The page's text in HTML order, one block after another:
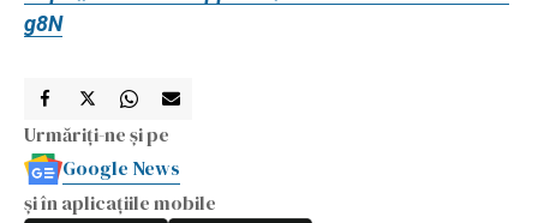
g8N
Urmăriți-ne și pe
Google News
și în aplicațiile mobile